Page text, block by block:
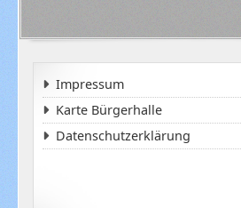
Impressum
Karte Bürgerhalle
Datenschutzerklärung